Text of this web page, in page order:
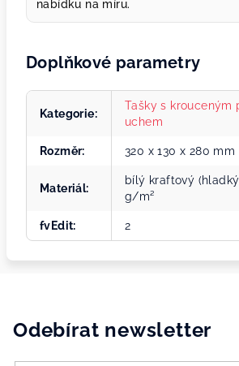
nabídku na míru.
Doplňkové parametry
Kategorie:
Tašky s krouceným
uchem
Rozměr: 320 x 130 x 280 mm
Materiál:
bílý kraftový
g/m²
fvEdit: 2
Odebírat newsletter